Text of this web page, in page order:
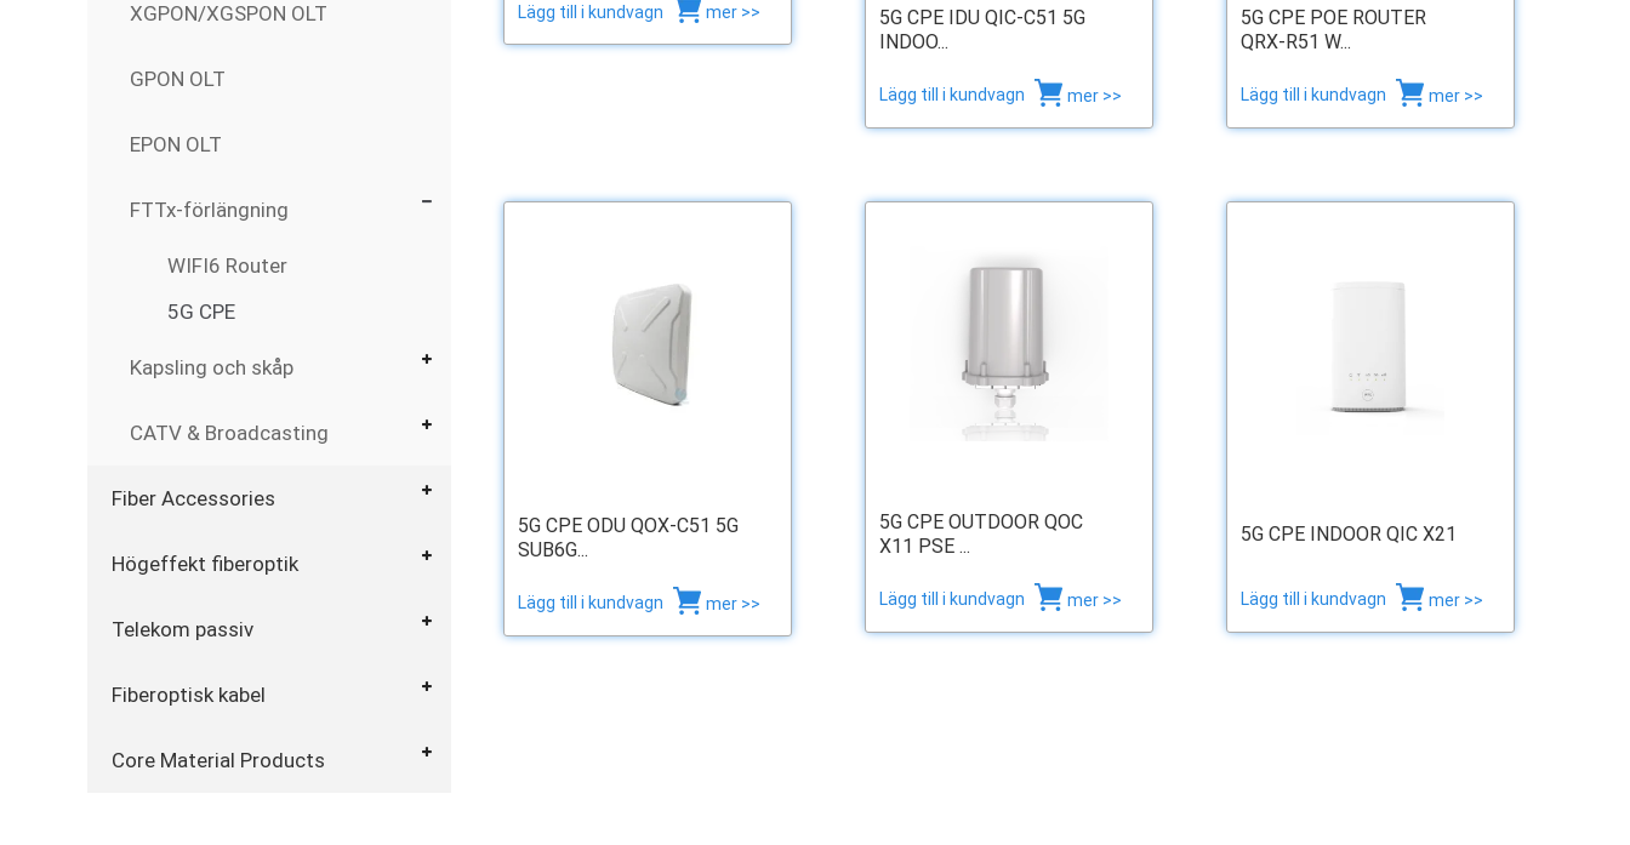
XGPON/XGSPON OLT
GPON OLT
EPON OLT
FTTx-förlängning
WIFI6 Router
5G CPE
Kapsling och skåp
CATV & Broadcasting
Fiber Accessories
Högeffekt fiberoptik
Telekom passiv
Fiberoptisk kabel
Core Material Products
Lägg till i kundvagn mer >>
5G CPE IDU QIC-C51 5G
INDOO...
Lägg till i kundvagn mer >>
5G CPE POE ROUTER
QRX-R51 W...
Lägg till i kundvagn mer >>
5G CPE ODU QOX-C51 5G
SUB6G...
Lägg till i kundvagn mer >>
5G CPE OUTDOOR QOC
X11 PSE ...
Lägg till i kundvagn mer >>
5G CPE INDOOR QIC X21
Lägg till i kundvagn mer >>